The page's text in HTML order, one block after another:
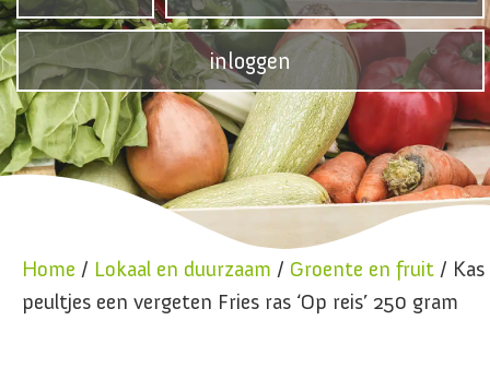
inloggen
Home / Lokaal en duurzaam / Groente en fruit / Kas
peultjes een vergeten Fries ras ‘Op reis’ 250 gram